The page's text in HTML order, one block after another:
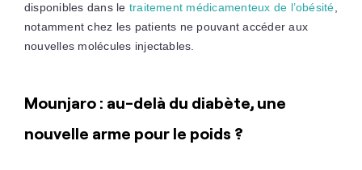
disponibles dans le traitement médicamenteux de l’obésité,
notamment chez les patients ne pouvant accéder aux
nouvelles molécules injectables.
Mounjaro : au-delà du diabète, une
nouvelle arme pour le poids ?